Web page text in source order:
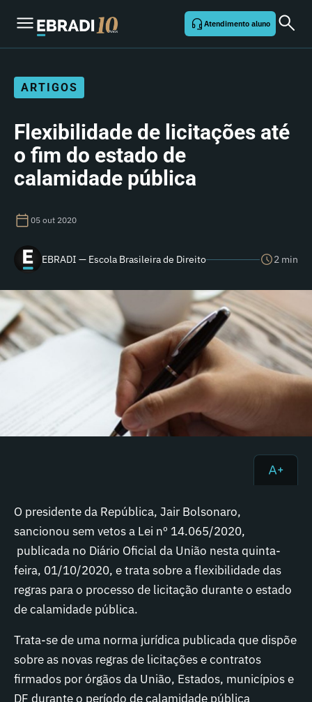
Atendimento aluno
ARTIGOS
Flexibilidade de licitações até
o fim do estado de
calamidade pública
05 out 2020
EBRADI — Escola Brasileira de Direito 2 min
O presidente da República, Jair Bolsonaro,
sancionou sem vetos a Lei nº 14.065/2020,
publicada no Diário Oficial da União nesta quinta-
feira, 01/10/2020, e trata sobre a flexibilidade das
regras para o processo de licitação durante o estado
de calamidade pública.
Trata-se de uma norma jurídica publicada que dispõe
sobre as novas regras de licitações e contratos
firmados por órgãos da União, Estados, municípios e
DF durante o período de calamidade pública